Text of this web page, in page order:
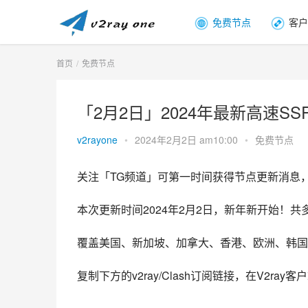
免费节点 客
首页 免费节点
「2月2日」2024年最新高速
v2rayone • 2024年2月2日 am10:00 • 免费节点
关注「TG频道」可第一时间获得节点更新消息
本次更新时间2024年2月2日，新年新开始！共
覆盖美国、新加坡、加拿大、香港、欧洲、韩
复制下方的v2ray/Clash订阅链接，在V2ray客